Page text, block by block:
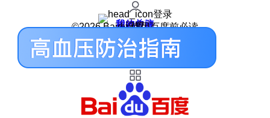
登录
我的关注
我的收藏
皮肤中心
用户反馈
设置
©2026 Baidu 使用百度前必读